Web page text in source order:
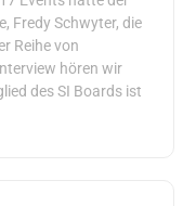
Fredy Schwyter, die
Reihe von
hören wir
des SI Boards ist